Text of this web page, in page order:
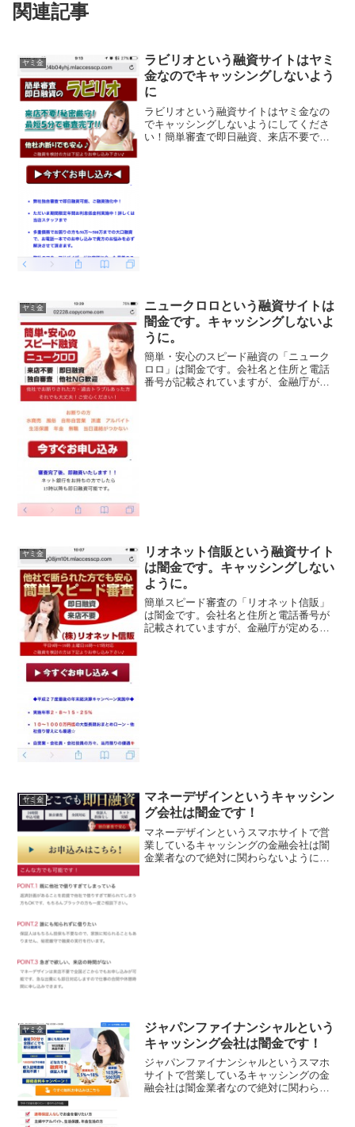
関連記事
ヤミ金
ラビリオという融資サイトはヤミ
金なのでキャッシングしないよう
に
ラビリオという融資サイトはヤミ金なの
でキャッシングしないようにしてくださ
い！簡単審査で即日融資、来店不要で秘
ヤミ金
ニュークロロという融資サイトは
闇金です。キャッシングしないよ
うに。
簡単・安心のスピード融資の「ニューク
ロロ」は闇金です。会社名と住所と電話
番号が記載されていますが、金融庁が定
ヤミ金
リオネット信販という融資サイト
は闇金です。キャッシングしない
ように。
簡単スピード審査の「リオネット信販」
は闇金です。会社名と住所と電話番号が
記載されていますが、金融庁が定める登
ヤミ金
マネーデザインというキャッシン
グ会社は闇金です！
マネーデザインというスマホサイトで営
業しているキャッシングの金融会社は闇
金業者なので絶対に関わらないようにし
ヤミ金
ジャパンファイナンシャルという
キャッシング会社は闇金です！
ジャパンファイナンシャルというスマホ
サイトで営業しているキャッシングの金
融会社は闇金業者なので絶対に関わらな